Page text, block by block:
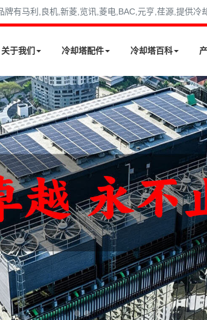
有马利,良机,新菱,览讯,菱电,BAC,元亨,荏源,提供冷
关于我们 冷却塔配件 冷却塔百科